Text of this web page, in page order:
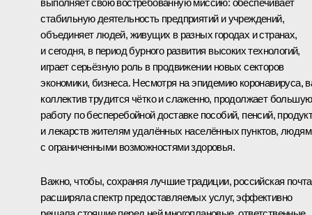
выполняет свою востребованную миссию: обеспечивает
стабильную деятельность предприятий и учреждений,
объединяет людей, живущих в разных городах и странах,
и сегодня, в период бурного развития высоких технологий,
играет серьёзную роль в продвижении новых секторов
экономики, бизнеса. Несмотря на эпидемию коронавируса,
коллектив трудится чётко и слаженно, продолжает большую
работу по бесперебойной доставке пособий, пенсий,
и лекарств жителям удалённых населённых пунктов, людям
с ограниченными возможностями здоровья.
Важно, чтобы, сохраняя лучшие традиции, российская почта
расширяла спектр предоставляемых услуг, эффективно